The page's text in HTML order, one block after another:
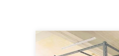
Giá kệ kho hàng